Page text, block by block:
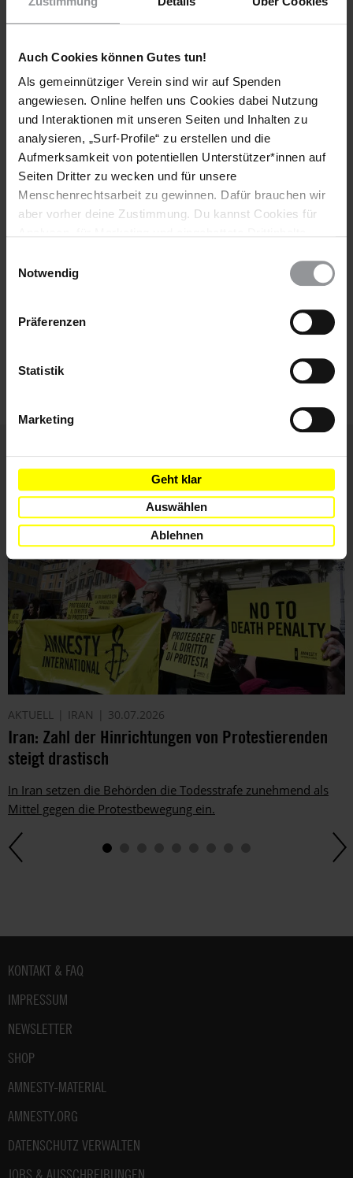
Auch Cookies können Gutes tun!
Als gemeinnütziger Verein sind wir auf Spenden
angewiesen. Online helfen uns Cookies dabei Nutzung
und Interaktionen mit unseren Seiten und Inhalten zu
analysieren, „Surf-Profile“ zu erstellen und die
Aufmerksamkeit von potentiellen Unterstützer*innen auf
Seiten Dritter zu wecken und für unsere
Menschenrechtsarbeit zu gewinnen. Dafür brauchen wir
aber vorher deine Zustimmung. Du kannst Cookies für
wieder ändern. Diesen Banner kannst Du über den Link
Notwendig
Präferenzen
Statistik
Marketing
Geht klar
Auswählen
Ablehnen
Bleib informiert
Header
Text
Abonniere den Amnesty-Newsletter und mach dich
für die Menschenrechte stark!
Vorname
Nachname
Mail
ihnen zu.
AKTUELL IRAN 30.07.2026
Iran: Zahl der Hinrichtungen von Protestierenden
steigt drastisch
In Iran setzen die Behörden die Todesstrafe zunehmend als
Mittel gegen die Protestbewegung ein.
Fußbereich
KONTAKT & FAQ
IMPRESSUM
NEWSLETTER
SHOP
AMNESTY-MATERIAL
AMNESTY.ORG
DATENSCHUTZ VERWALTEN
JOBS & AUSSCHREIBUNGEN